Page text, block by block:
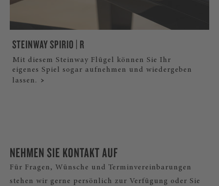
STEINWAY SPIRIO | R
Mit diesem Steinway Flügel können Sie Ihr
eigenes Spiel sogar aufnehmen und wiedergeben
lassen.
NEHMEN SIE KONTAKT AUF
Für Fragen, Wünsche und Terminvereinbarungen
stehen wir gerne persönlich zur Verfügung oder Sie